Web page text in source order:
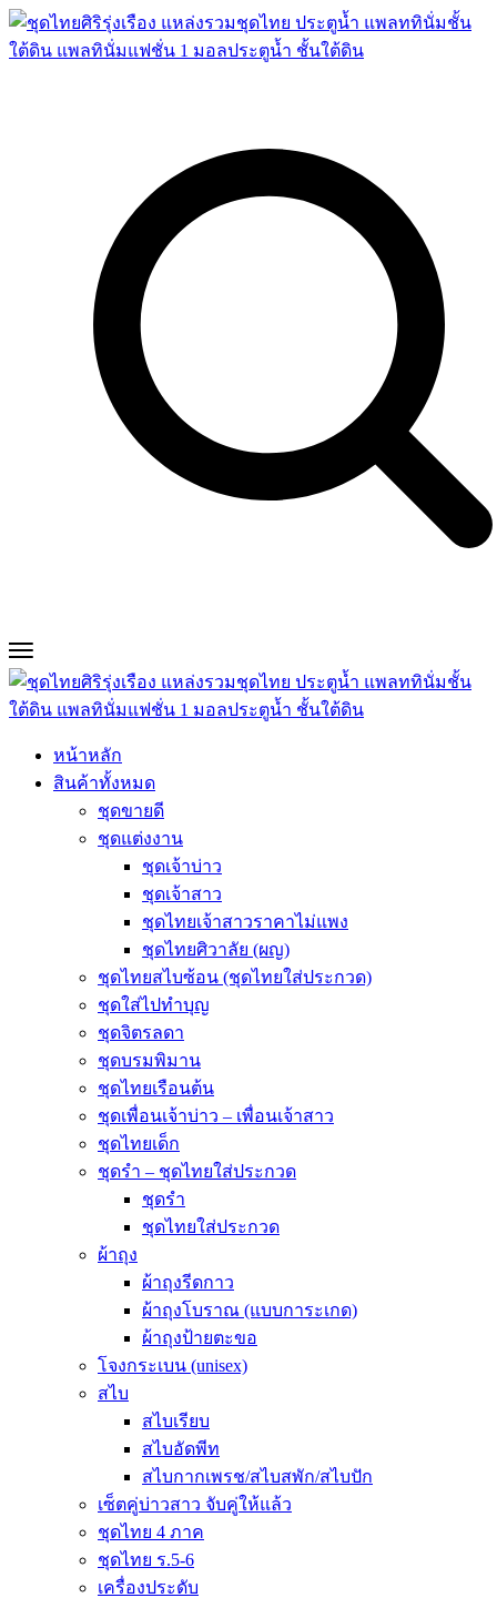
หน้าหลัก
สินค้าทั้งหมด
ชุดขายดี
ชุดแต่งงาน
ชุดเจ้าบ่าว
ชุดเจ้าสาว
ชุดไทยเจ้าสาวราคาไม่แพง
ชุดไทยศิวาลัย (ผญ)
ชุดไทยสไบซ้อน (ชุดไทยใส่ประกวด)
ชุดใส่ไปทำบุญ
ชุดจิตรลดา
ชุดบรมพิมาน
ชุดไทยเรือนต้น
ชุดเพื่อนเจ้าบ่าว – เพื่อนเจ้าสาว
ชุดไทยเด็ก
ชุดรำ – ชุดไทยใส่ประกวด
ชุดรำ
ชุดไทยใส่ประกวด
ผ้าถุง
ผ้าถุงรีดกาว
ผ้าถุงโบราณ (แบบการะเกด)
ผ้าถุงป้ายตะขอ
โจงกระเบน (unisex)
สไบ
สไบเรียบ
สไบอัดพีท
สไบกากเพรช/สไบสพัก/สไบปัก
เซ็ตคู่บ่าวสาว จับคู่ให้แล้ว
ชุดไทย 4 ภาค
ชุดไทย ร.5-6
เครื่องประดับ